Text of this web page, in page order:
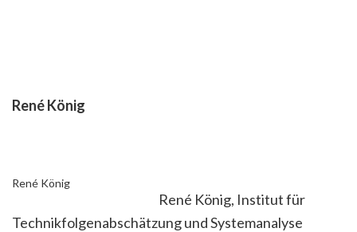
René König
René König
René König, Institut für
Technikfolgenabschätzung und Systemanalyse